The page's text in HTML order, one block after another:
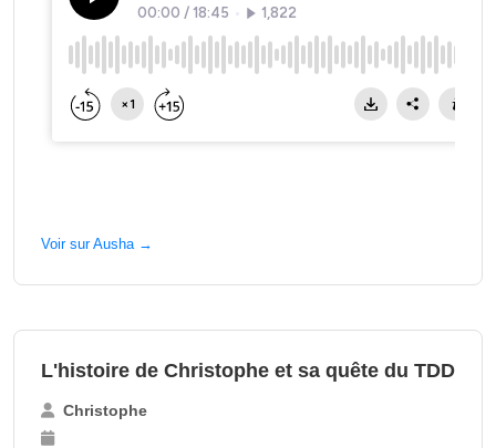
Voir sur Ausha →
L'histoire de Christophe et sa quête du TDD
Christophe